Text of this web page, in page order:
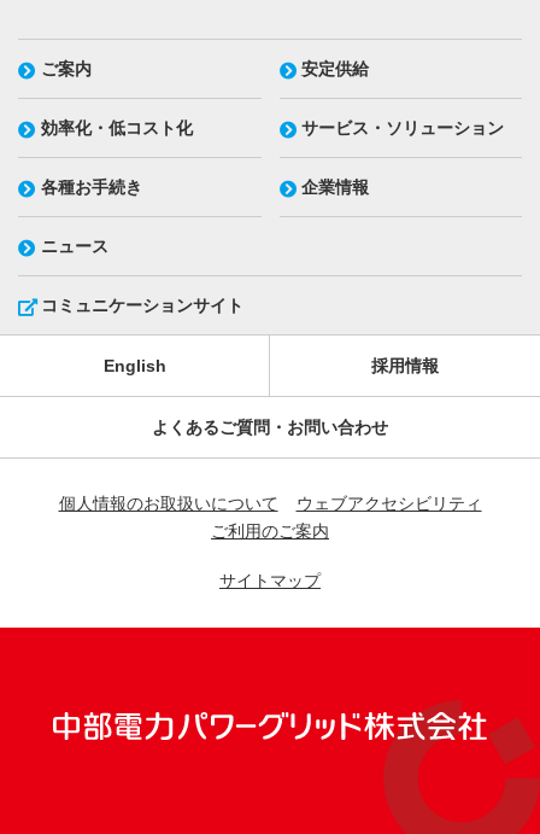
ご案内 安定供給
効率化・低コスト化 サービス・ソリューション
各種お手続き 企業情報
ニュース
コミュニケーションサイト
English 採用情報
よくあるご質問・お問い合わせ
個人情報のお取扱いについて
ウェブアクセシビリティ
ご利用のご案内
サイトマップ